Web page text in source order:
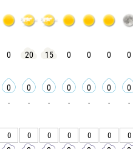
0 20 15 0 0 0 0
0 0 0 0 0 0 0
- - - - - - -
0 0 0 0 0 0 0